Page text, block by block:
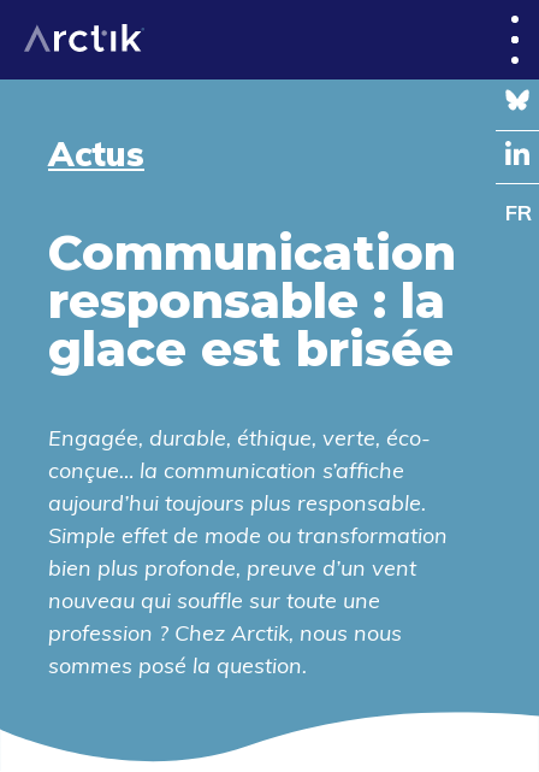
FR
Actus
Communication
responsable : la
glace est brisée
Engagée, durable, éthique, verte, éco-
conçue… la communication s’affiche
aujourd’hui toujours plus responsable.
Simple effet de mode ou transformation
bien plus profonde, preuve d’un vent
nouveau qui souffle sur toute une
profession ? Chez Arctik, nous nous
sommes posé la question.